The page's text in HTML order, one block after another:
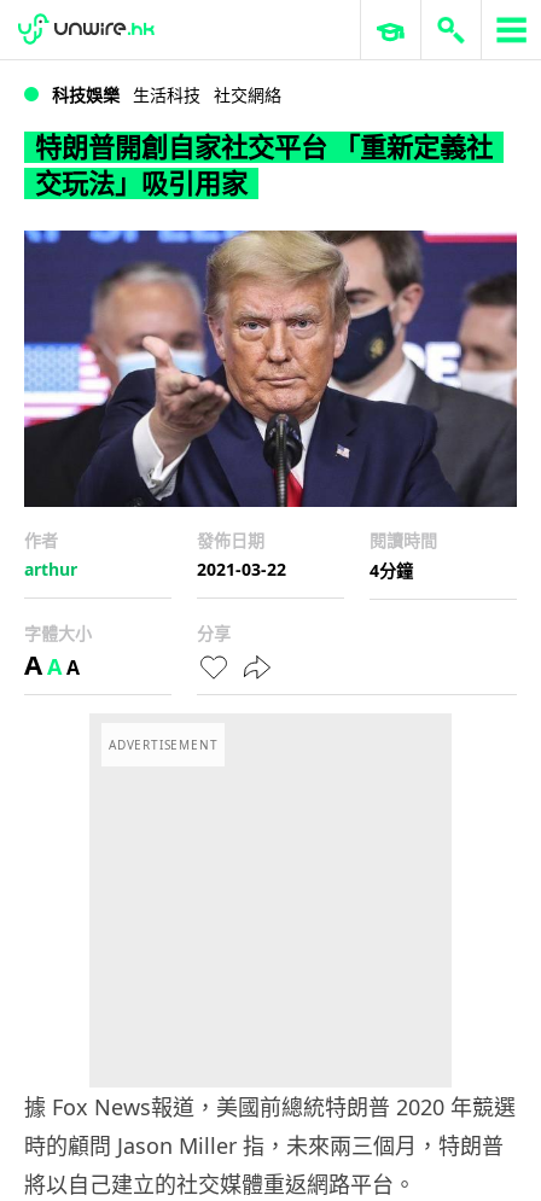
WWDC 2026 ERP 與商業 AI
科技娛樂 生活科技 社交網絡
特朗普開創自家社交平台 「重新定義社
交玩法」吸引用家
作者
arthur
發佈日期
2021-03-22
閱讀時間
4分鐘
字體大小
AAA
分享
ADVERTISEMENT
據 Fox News報道，美國前總統特朗普 2020 年競選
時的顧問 Jason Miller 指，未來兩三個月，特朗普
將以自己建立的社交媒體重返網路平台。